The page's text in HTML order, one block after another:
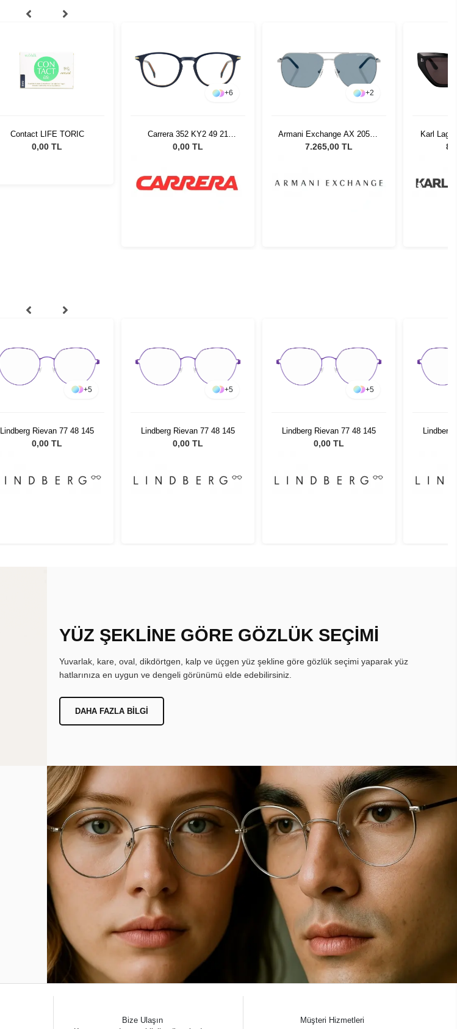
Contact LIFE TORIC
0,00 TL
+6
Carrera 352 KY2 49 21
84004
0,00 TL
+2
Armani Exchange AX 2057S
602080 - 59 Unisex Güneş
7.265,00 TL
Karl
Black
+5
Lindberg Rievan 77 48 145
0,00 TL
+5
Lindberg Rievan 77 48 145
0,00 TL
+5
Lindberg Rievan 77 48 145
0,00 TL
Lindberg
YÜZ ŞEKLİNE GÖRE GÖZLÜK SEÇİMİ
Yuvarlak, kare, oval, dikdörtgen, kalp ve üçgen yüz şekline göre gözlük seçimi yaparak yüz
hatlarınıza en uygun ve dengeli görünümü elde edebilirsiniz.
DAHA FAZLA BILGI
Bize Ulaşın
Müşteri Hizmetleri